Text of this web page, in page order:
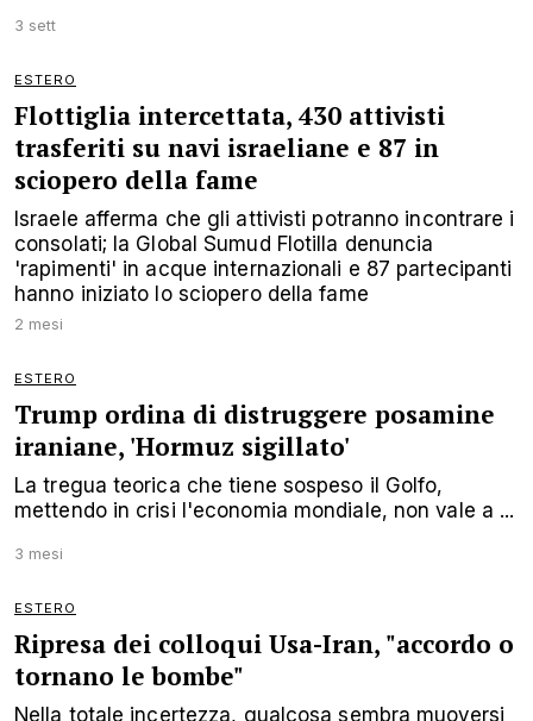
3 sett
ESTERO
Flottiglia intercettata, 430 attivisti
trasferiti su navi israeliane e 87 in
sciopero della fame
Israele afferma che gli attivisti potranno incontrare i
consolati; la Global Sumud Flotilla denuncia
'rapimenti' in acque internazionali e 87 partecipanti
hanno iniziato lo sciopero della fame
2 mesi
ESTERO
Trump ordina di distruggere posamine
iraniane, 'Hormuz sigillato'
La tregua teorica che tiene sospeso il Golfo,
mettendo in crisi l'economia mondiale, non vale a ...
3 mesi
ESTERO
Ripresa dei colloqui Usa-Iran, "accordo o
tornano le bombe"
Nella totale incertezza, qualcosa sembra muoversi